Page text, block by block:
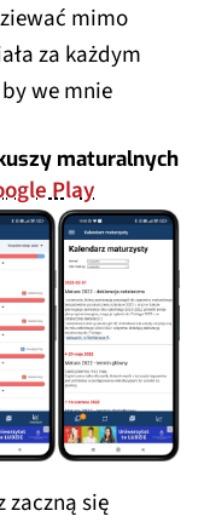
mimo
za każdym
we mnie
maturalnych
Play
zaczną się